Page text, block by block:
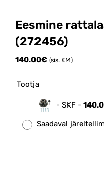
Eesmine
(272456)
140.00€ (sis. KM)
Tootja
- SKF -
Saadaval